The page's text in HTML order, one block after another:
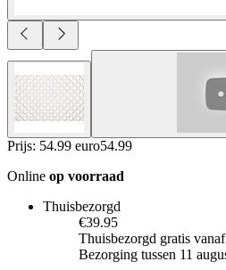
Prijs: 54.99 euro54.99
Online op voorraad
Thuisbezorgd
€39.95
Thuisbezorgd gratis
Bezorging tussen 11